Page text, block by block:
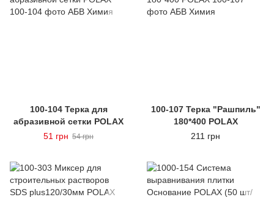
100-104 Терка для
абразивной сетки POLAX
51 грн 54 грн
100-107 Терка "Рашпиль"
180*400 POLAX
211 грн